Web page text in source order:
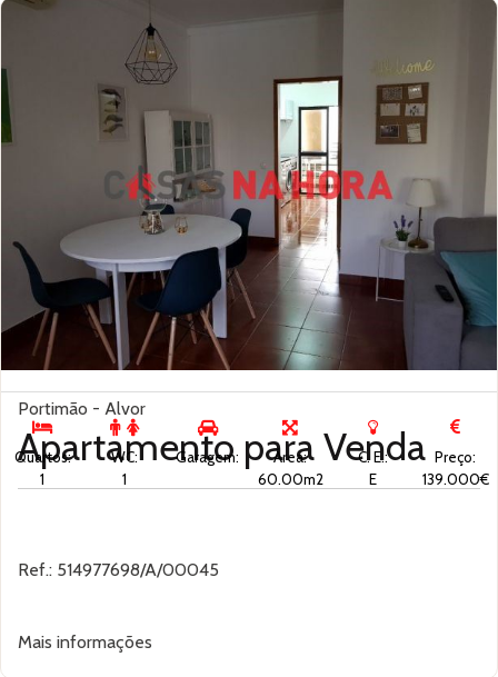
elevador
apenas imoveis de bancos
Referência
Portimão - Alvor
Apartamento paraVenda
Ref.: 514977698/A/00045
Mais informações
Quartos:
1
WC:
1
Garagem:
Área:
60.00m2
C. E.:
E
Preço:
139.000€